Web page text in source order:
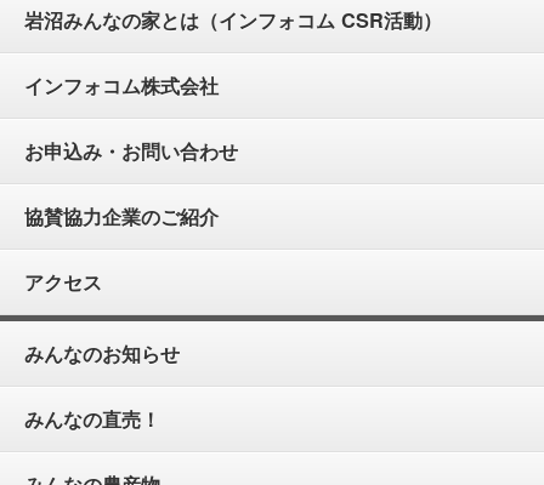
岩沼みんなの家とは（インフォコム CSR活動）
インフォコム株式会社
お申込み・お問い合わせ
協賛協力企業のご紹介
アクセス
みんなのお知らせ
みんなの直売！